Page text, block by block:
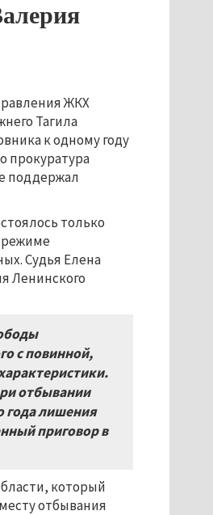
ЖКХ
Тагила
к одному году
прокуратура
поддержал
только
режиме
Судья Елена
Ленинского
с повинной,
отбывании
года лишения
приговор в
который
отбывания